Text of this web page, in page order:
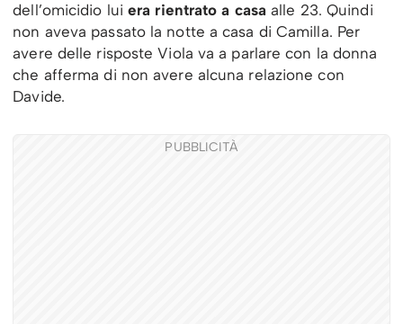
dell’omicidio luiera rientrato a casa alle 23. Quindi
non aveva passato la notte a casa di Camilla. Per
avere delle risposte Viola va a parlare con la donna
che afferma di non avere alcuna relazione con
Davide.
PUBBLICITÀ